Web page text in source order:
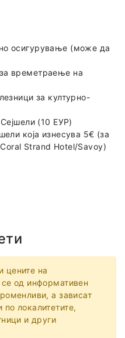
осигурување (може да
времетраење на
за културно-
(10 ЕУР)
која изнесува 5€ (за
Strand Hotel/Savoy)
цените на
се од информативен
а зависат
локалитетите,
и други